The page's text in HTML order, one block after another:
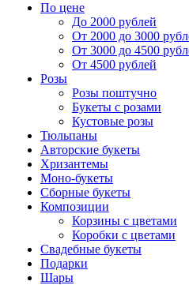
По цене
До 2000 рублей
От 2000 до 3000
От 3000 до 4500
От 4500 рублей
Розы
Розы поштучно
Букеты с розами
Кустовые розы
Тюльпаны
Авторские букеты
Хризантемы
Моно-букеты
Сборные букеты
Композиции
Корзины с цветами
Коробки с цветами
Свадебные букеты
Подарки
Шары